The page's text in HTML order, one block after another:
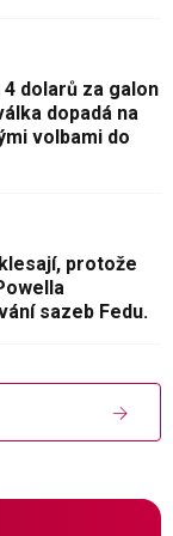
4 dolarů za galon
dopadá na
volbami do
protože
sazeb Fedu.